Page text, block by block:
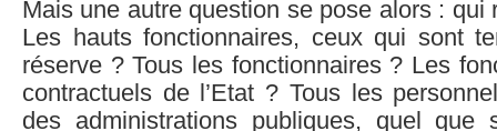
Mais une autre question se pose alors : qui
Les hauts fonctionnaires, ceux qui sont
réserve ? Tous les fonctionnaires ? Les
contractuels de l’Etat ? Tous les
des administrations publiques, quel